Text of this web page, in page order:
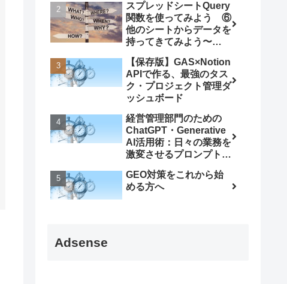
スプレッドシートQuery
関数を使ってみよう ⑥
他のシートからデータを
持ってきてみよう〜
組み合わせ〜
【保存版】GAS×Notion
APIで作る、最強のタス
ク・プロジェクト管理ダ
ッシュボード
経営管理部門のための
ChatGPT・Generative
AI活用術：日々の業務を
激変させるプロンプト5
GEO対策をこれから始
める方へ
Adsense